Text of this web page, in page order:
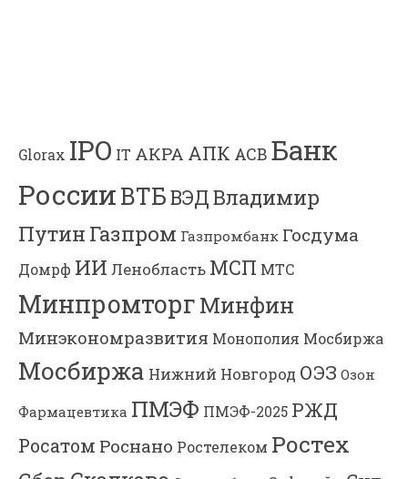
Glorax IPO IT АКРА АПК АСВ Банк
РоссииВТБВЭДВладимир
Путин Газпром Газпромбанк Госдума
Домрф ИИ Ленобласть МСП МТС
МинпромторгМинфин
Минэкономразвития Монополия Мосбиржа
Мосбиржа Нижний Новгород ОЭЗ Озон
Фармацевтика ПМЭФ ПМЭФ-2025 РЖД
Росатом Роснано Ростелеком Ростех